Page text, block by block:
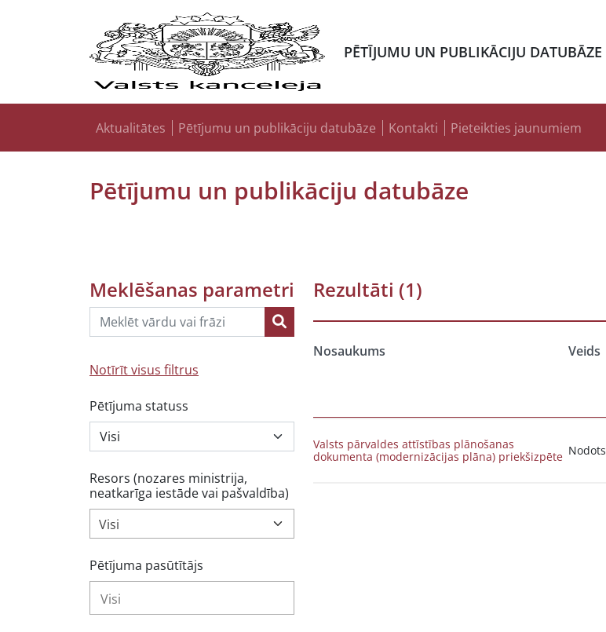
PĒTĪJUMU UN PUBLIKĀCIJU DATUBĀZE
Aktualitātes Pētījumu un publikāciju datubāze Kontakti Pieteikties jaunumiem
Pētījumu un publikāciju datubāze
Meklēšanas parametri
Notīrīt visus filtrus
Pētījuma statuss
Resors (nozares ministrija,
neatkarīga iestāde vai pašvaldība)
Visi
Pētījuma pasūtītājs
Rezultāti (1)
Nosaukums Veids
Valsts pārvaldes attīstības plānošanas
dokumenta (modernizācijas plāna) priekšizpēte Nodots